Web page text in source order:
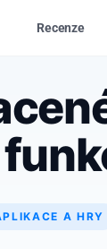
Recenze
A HRY